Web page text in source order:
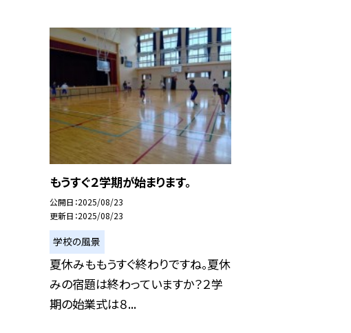
もうすぐ２学期が始まります。
公開日 2025/08/23
更新日 2025/08/23
学校の風景
夏休みももうすぐ終わりですね。夏休
みの宿題は終わっていますか？２学
期の始業式は８...